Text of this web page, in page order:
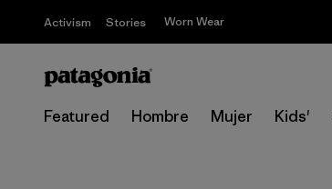
Activism Stories Worn Wear
Featured Hombre Mujer Kids'